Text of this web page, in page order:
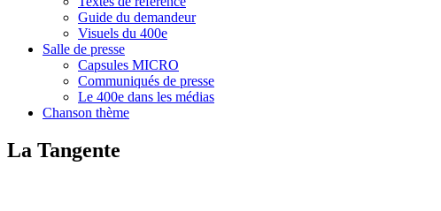
Guide du demandeur
Visuels du 400e
Salle de presse
Capsules MICRO
Communiqués de presse
Le 400e dans les médias
Chanson thème
La Tangente